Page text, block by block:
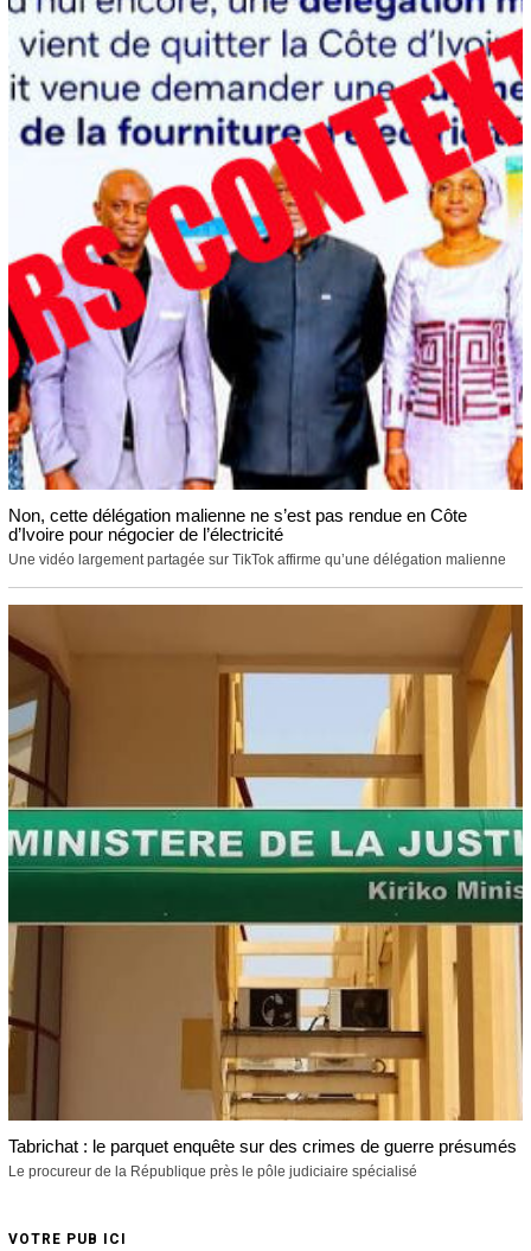
Non, cette délégation malienne ne s’est pas rendue en Côte
d’Ivoire pour négocier de l’électricité
Une vidéo largement partagée sur TikTok affirme qu’une délégation malienne
Tabrichat : le parquet enquête sur des crimes de guerre présumés
Le procureur de la République près le pôle judiciaire spécialisé
VOTRE PUB ICI